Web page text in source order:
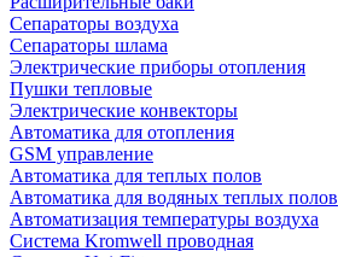
Сепараторы воздуха
Сепараторы шлама
Электрические приборы отопления
Пушки тепловые
Электрические конвекторы
Автоматика для отопления
GSM управление
Автоматика для теплых полов
Автоматика для водяных теплых полов
Автоматизация температуры воздуха
Система Kromwell проводная